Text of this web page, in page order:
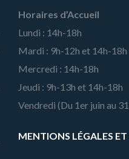
Horaires d’Accueil
Lundi : 14h-18h
Mardi : 9h-12h et 14h-18h
Mercredi : 14h-18h
Jeudi : 9h-13h et 14h-18h
Vendredi (Du 1er juin au
MENTIONS LÉGALES ET